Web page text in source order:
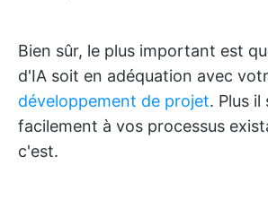
Bien sûr, le plus important est
d'IA soit en adéquation avec
développement de projet. Plus
facilement à vos processus
c'est.